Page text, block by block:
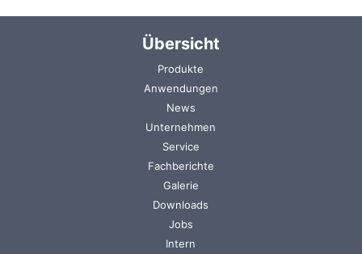
Übersicht
Navigation
Produkte
Anwendungen
News
Unternehmen
Service
Fachberichte
Galerie
Downloads
Jobs
Intern